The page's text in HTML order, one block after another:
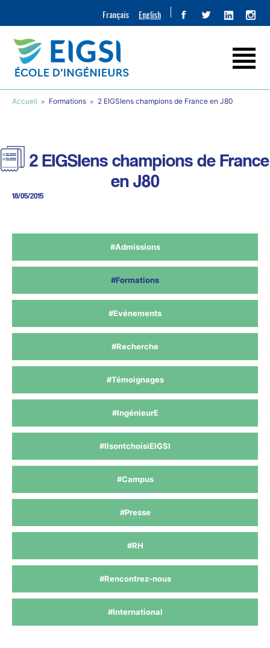
Français English
Accueil Formations 2 EIGSIens champions de France en J80
2 EIGSIens champions de France
en J80
18/05/2015
#Admissions
#Formations
#Evénements
#Recherche
#Témoignages
#IngénieurE
#IlsontchoisiEIGSI
#Campus
#Presse
#RH
#Rencontrez-nous
#International